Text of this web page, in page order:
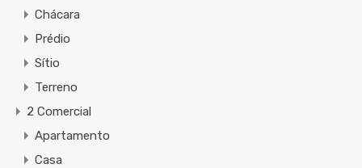
Chácara
Prédio
Sítio
Terreno
2 Comercial
Apartamento
Casa